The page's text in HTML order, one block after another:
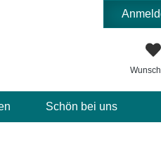
Schön bei uns